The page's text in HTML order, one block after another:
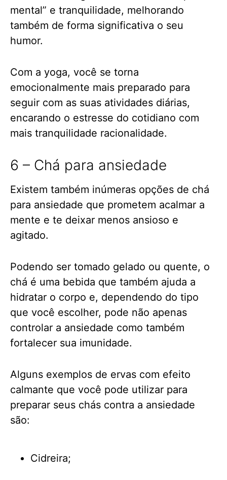
mental” e tranquilidade, melhorando
também de forma significativa o seu
humor.
Com a yoga, você se torna
emocionalmente mais preparado para
seguir com as suas atividades diárias,
encarando o estresse do cotidiano com
mais tranquilidade racionalidade.
6 – Chá para ansiedade
Existem também inúmeras opções de chá
para ansiedade que prometem acalmar a
mente e te deixar menos ansioso e
agitado.
Podendo ser tomado gelado ou quente, o
chá é uma bebida que também ajuda a
hidratar o corpo e, dependendo do tipo
que você escolher, pode não apenas
controlar a ansiedade como também
fortalecer sua imunidade.
Alguns exemplos de ervas com efeito
calmante que você pode utilizar para
preparar seus chás contra a ansiedade
são:
Cidreira;